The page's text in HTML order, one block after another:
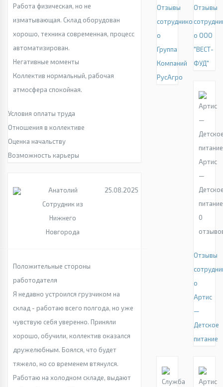
Работа физическая, но не
изматывающая. Склад оборудован
хорошо, техника современная, процесс
автоматизирован.
Негативные моменты
Коллектив нормальный, рабочая
атмосфера спокойная.
Условия оплаты труда
Отношения в коллективе
Оценка начальству
Возможность карьеры
Анатолий
Сотрудник из
Нижнего
Новгорода
25.08.2025
Положительные стороны
работодателя
Я недавно устроился грузчиком на
склад - работаю всего полгода, но уже
чувствую себя уверенно. Приняли
хорошо, обучили, коллектив оказался
дружелюбным. Боялся, что будет
тяжело, но со временем втянулся.
Работаю на холодном складе, выдают
Отзывы
сотрудников
о
Группа
Компаний
РусАгро
Отзывы
о ООО
"ВЕСТ-
ФУД"
Артис
—
питание
0
Отзывы
о
Артис
—
Детское
питание